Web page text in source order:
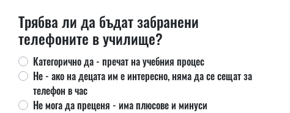
Трябва ли да бъдат забранени
телефоните в училище?
Категорично да - пречат на учебния процес
Не - ако на децата им е интересно, няма да се сещат за
телефон в час
Не мога да преценя - има плюсове и минуси